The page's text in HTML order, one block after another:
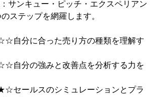
サンキュー・ピッチ・エクスペリアン
ステップを網羅します。
分に合った売り方の種類を理解す
分の強みと改善点を分析する力を
ールスのシミュレーションとプラ